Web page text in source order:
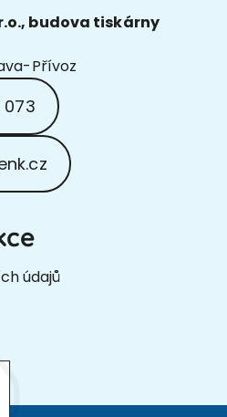
budova tiskárny
Přívoz
údajů